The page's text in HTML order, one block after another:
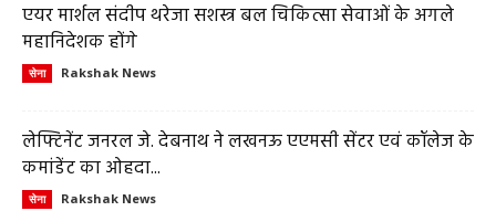
एयर मार्शल संदीप थरेजा सशस्त्र बल चिकित्सा सेवाओं के अगले
महानिदेशक होंगे
सेना Rakshak News
लेफ्टिनेंट जनरल जे. देबनाथ ने लखनऊ एएमसी सेंटर एवं कॉलेज के
कमांडेंट का ओहदा...
सेना Rakshak News